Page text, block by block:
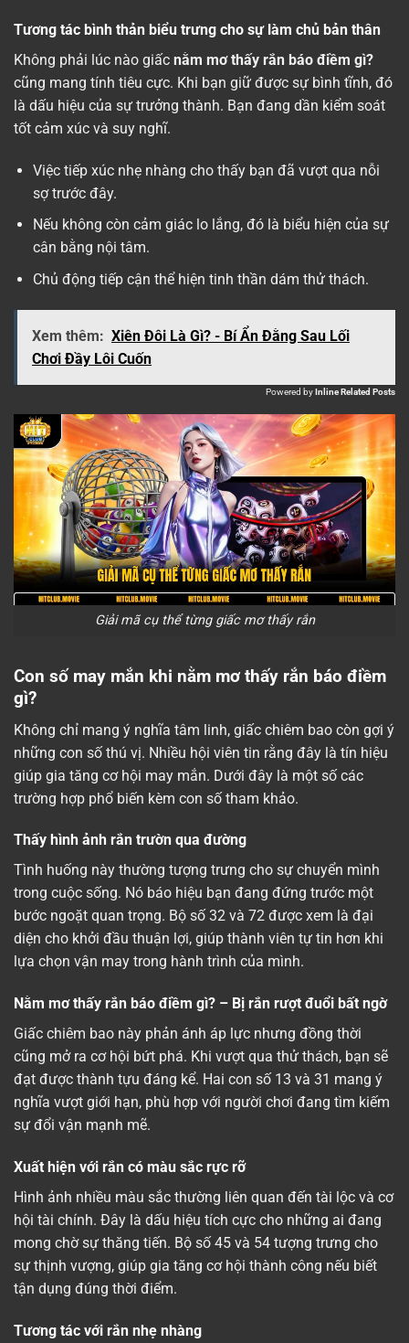
Tương tác bình thản biểu trưng cho sự làm chủ bản thân
Không phải lúc nào giấc nằm mơ thấy rắn báo điềm gì?
cũng mang tính tiêu cực. Khi bạn giữ được sự bình tĩnh, đó
là dấu hiệu của sự trưởng thành. Bạn đang dần kiểm soát
tốt cảm xúc và suy nghĩ.
Việc tiếp xúc nhẹ nhàng cho thấy bạn đã vượt qua nỗi
sợ trước đây.
Nếu không còn cảm giác lo lắng, đó là biểu hiện của sự
cân bằng nội tâm.
Chủ động tiếp cận thể hiện tinh thần dám thử thách.
Xem thêm: Xiên Đôi Là Gì? - Bí Ẩn Đằng Sau Lối
Chơi Đầy Lôi Cuốn
Powered byInline Related Posts
Giải mã cụ thể từng giấc mơ thấy rắn
Con số may mắn khi nằm mơ thấy rắn báo điềm
gì?
Không chỉ mang ý nghĩa tâm linh, giấc chiêm bao còn gợi ý
những con số thú vị. Nhiều hội viên tin rằng đây là tín hiệu
giúp gia tăng cơ hội may mắn. Dưới đây là một số các
trường hợp phổ biến kèm con số tham khảo.
Thấy hình ảnh rắn trườn qua đường
Tình huống này thường tượng trưng cho sự chuyển mình
trong cuộc sống. Nó báo hiệu bạn đang đứng trước một
bước ngoặt quan trọng. Bộ số 32 và 72 được xem là đại
diện cho khởi đầu thuận lợi, giúp thành viên tự tin hơn khi
lựa chọn vận may trong hành trình của mình.
Nằm mơ thấy rắn báo điềm gì? – Bị rắn rượt đuổi bất ngờ
Giấc chiêm bao này phản ánh áp lực nhưng đồng thời
cũng mở ra cơ hội bứt phá. Khi vượt qua thử thách, bạn sẽ
đạt được thành tựu đáng kể. Hai con số 13 và 31 mang ý
nghĩa vượt giới hạn, phù hợp với người chơi đang tìm kiếm
sự đổi vận mạnh mẽ.
Xuất hiện với rắn có màu sắc rực rỡ
Hình ảnh nhiều màu sắc thường liên quan đến tài lộc và cơ
hội tài chính. Đây là dấu hiệu tích cực cho những ai đang
mong chờ sự thăng tiến. Bộ số 45 và 54 tượng trưng cho
sự thịnh vượng, giúp gia tăng cơ hội thành công nếu biết
tận dụng đúng thời điểm.
Tương tác với rắn nhẹ nhàng